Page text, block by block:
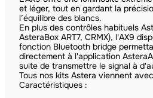
et léger, tout en gardant la
l’équilibre des blancs.
En plus des contrôles habituels
AsteraBox ART7, CRMX), l'AX9
fonction Bluetooth bridge
directement à l'application
suite de transmettre le signal à
Tous nos kits Astera viennent
Caractéristiques :